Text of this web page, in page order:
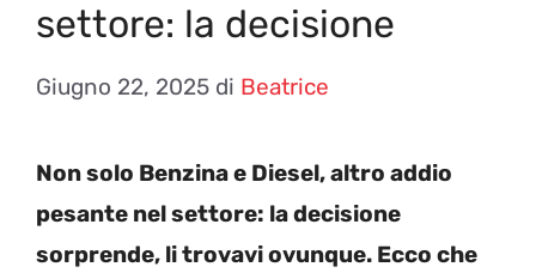
settore: la decisione
Giugno 22, 2025 di Beatrice
Non solo Benzina e Diesel, altro addio
pesante nel settore: la decisione
sorprende, li trovavi ovunque. Ecco che